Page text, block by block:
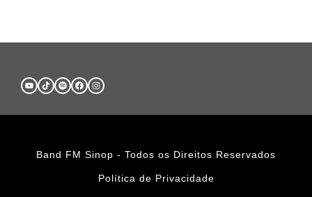
Band FM Sinop - Todos os Direitos Reservados
Política de Privacidade